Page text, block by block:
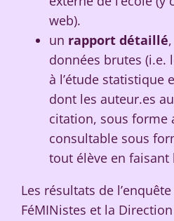
web).
un rapport détaillé
données brutes (i.e.
à l’étude statistique
dont les auteur.es
citation, sous forme
consultable sous
tout élève en faisant
Les résultats de
FéMINistes et la